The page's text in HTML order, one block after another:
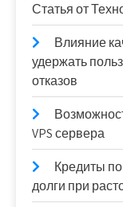
Статья от
Влияние
удержать
отказов
VPS сервера
Кредиты
долги при